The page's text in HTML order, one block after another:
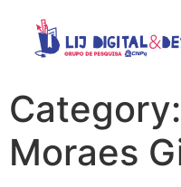
Category:
Moraes